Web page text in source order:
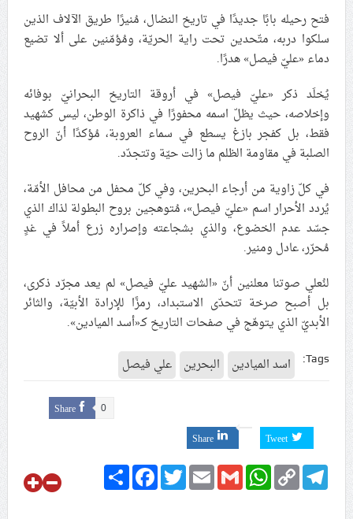
لجنة مراسم الوداع والتشييع ومواراة الجثمان للإمام الشهيد
السيّد علي الحسيني الخامنئي تنشر تفاصيل التشييع في
إيران والعراق
فتح رحيله بابًا جديدًا في تاريخ النضال، مُنيرًا طريق الآلاف الذين
سلكوا دربه، متّحدين تحت راية الحريّة، ومُؤمّنين على ألا تضيع
دماء «عليّ فيصل» هدرًا.
يُخلَد ذكر «عليّ فيصل» في أروقة التاريخ البحرانيّ بوفائه
وإخلاصه، حيث يظلّ اسمه محفورًا في ذاكرة الوطن، ليس كشهيد
فقط، بل كفجر بازغ يسطع في سماء العروبة، مُؤكدًا أنّ الروح
الصلبة في مقاومة الظلم ما زالت حيّة وتتجدّد.
في كلّ زاوية من أرجاء البحرين، وفي كلّ محفل من محافل الأمّة،
يُردد الأحرار اسم «عليّ فيصل»، مُتوهجين بروح البطولة لذاك الذي
جسّد عدم الخضوع، والذي بشجاعته وإصراره زرع أملاً في غدٍ
مُحرّر، عادل ومنير.
لنُعلي صوتنا معلنين أنّ «الشهيد عليّ فيصل» لم يعد مجرّد ذكرى،
بل أصبح صرخة تتحدّى الاستبداد، رمزًا للإرادة الأبيّة، والثائر
الأبديّ الذي يتوهّج في صفحات التاريخ كـ«أسد الميادين».
Tags: اسد الميادين البحرين علي فيصل
Share 0
Tweet
Share
ShareFacebookTwitterEmailGmail
WhatsApp Copy
Link
Telegram